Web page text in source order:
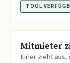
TOOL
Mitmieter
Einer zieht